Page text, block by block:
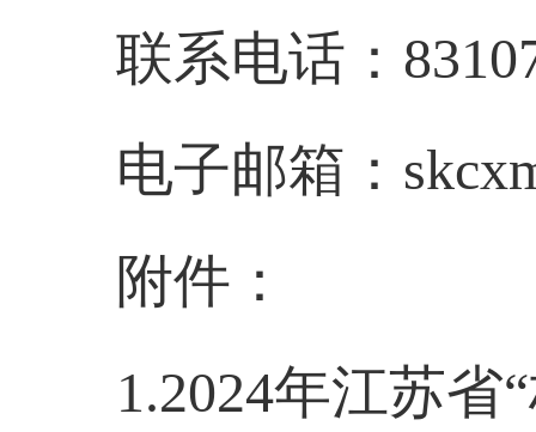
联系电话：
电子邮箱：
附件：
1.2024年江苏省